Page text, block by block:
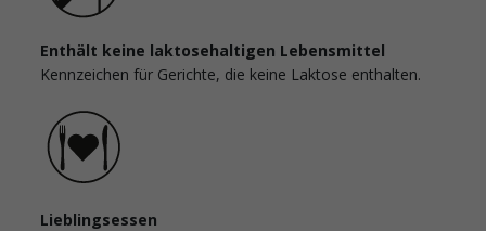
Enthält keine laktosehaltigen Lebensmittel
Kennzeichen für Gerichte, die keine Laktose enthalten.
Lieblingsessen